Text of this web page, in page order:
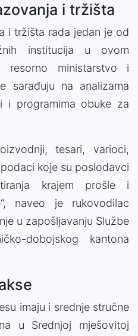
i tržišta
i tržišta rada jedan je od
institucija u ovom
resorno ministarstvo i
sarađuju na analizama
i programima obuke za
tesari, varioci,
koje su poslodavci
krajem prošle i
naveo je rukovodilac
u zapošljavanju Službe
dobojskog kantona
imaju i srednje stručne
u Srednjoj mješovitoj